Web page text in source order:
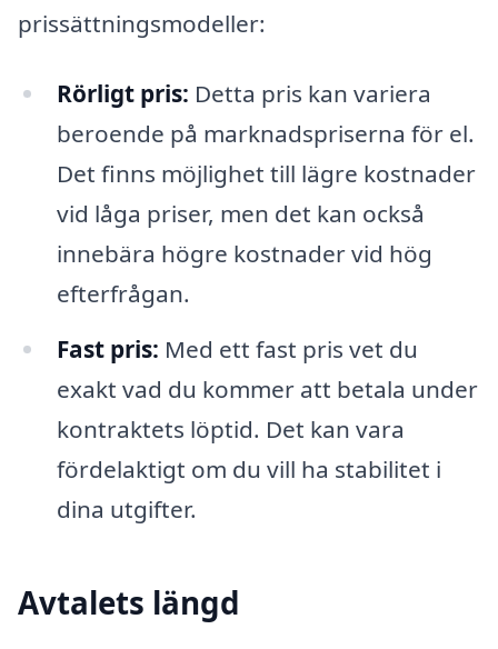
prissättningsmodeller:
Rörligt pris: Detta pris kan variera
beroende på marknadspriserna för el.
Det finns möjlighet till lägre kostnader
vid låga priser, men det kan också
innebära högre kostnader vid hög
efterfrågan.
Fast pris: Med ett fast pris vet du
exakt vad du kommer att betala under
kontraktets löptid. Det kan vara
fördelaktigt om du vill ha stabilitet i
dina utgifter.
Avtalets längd